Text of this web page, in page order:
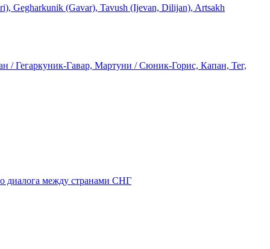
(Gavar), Tavush (Ijevan, Dilijan), Artsakh
/ Гегаркуник-Гавар, Мартуни / Сюник-Горис, Капан, Тег,
диалога между странами СНГ